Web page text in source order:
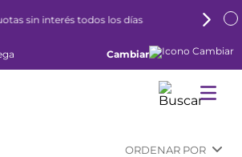
sin interés todos los días
Cambiar
ORDENAR POR